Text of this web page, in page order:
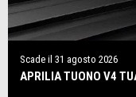
Scade il 31 agosto 2026
APRILIA TUONO V4